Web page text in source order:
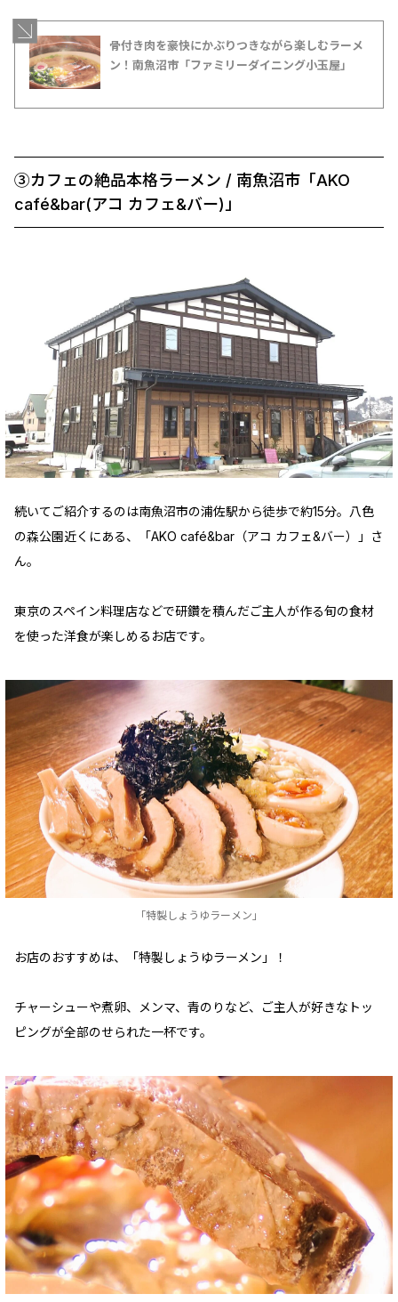
骨付き肉を豪快にかぶりつきながら楽しむラーメ
ン！南魚沼市「ファミリーダイニング小玉屋」
③カフェの絶品本格ラーメン / 南魚沼市「AKO
café&bar(アコ カフェ&バー)」
続いてご紹介するのは南魚沼市の浦佐駅から徒歩で約15分。八色
の森公園近くにある、「AKO café&bar（アコ カフェ&バー）」さ
ん。
東京のスペイン料理店などで研鑽を積んだご主人が作る旬の食材
を使った洋食が楽しめるお店です。
「特製しょうゆラーメン」
お店のおすすめは、「特製しょうゆラーメン」！
チャーシューや煮卵、メンマ、青のりなど、ご主人が好きなトッ
ピングが全部のせられた一杯です。